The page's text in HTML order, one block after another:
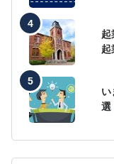
起
起
い
選